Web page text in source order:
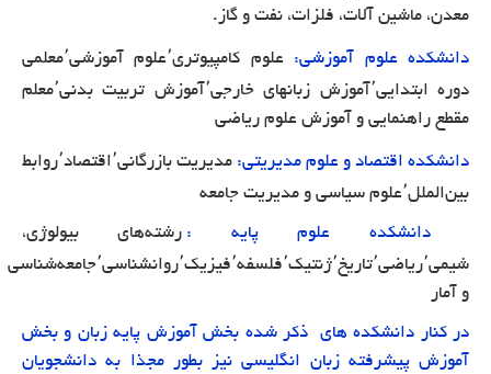
معدن، ماشین آلات، فلزات، نفت و گاز.
دانشکده علوم آموزشی: علوم کامپیوتری٬علوم آموزشی٬معلمی
دوره ابتدایی٬آموزش زبانهای خارجی٬آموزش تربیت بدنی٬معلم
مقطع راهنمایی و آموزش علوم ریاضی
دانشكده اقتصاد و علوم مدیریتی: مدیریت بازرگانی٬اقتصاد٬روابط
بین‌الملل٬علوم سیاسی و مدیریت جامعه
دانشکده علوم پایه : رشته‌های بیولوژی،
شیمی٬ریاضی٬تاریخ٬ژنتیک٬فلسفه٬فیزیک٬روانشناسی٬جامعه‌شناسی
و آمار
در کنار دانشکده های ذکر شده بخش آموزش پایه زبان و بخش
آموزش پیشرفته زبان انگلیسی نیز بطور مجذا به دانشجویان